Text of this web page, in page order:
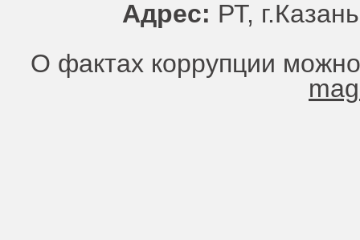
Адрес: РТ,
О фактах коррупции